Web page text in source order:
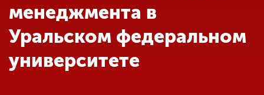
Наука
Международная
деятельность
менеджмента в
Уральском федеральном
университете